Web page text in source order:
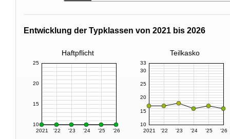
Entwicklung der Typklassen von 2021 bis 2026
Haftpflicht Teilkasko
2021 '22 '23 '24 '25 '26
10
15
20
25
2021 '22 '23 '24 '25 '26
10
15
20
25
30
33